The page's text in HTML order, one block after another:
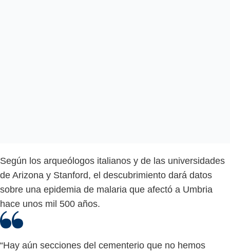
Según los arqueólogos italianos y de las universidades
de Arizona y Stanford, el descubrimiento dará datos
sobre una epidemia de malaria que afectó a Umbria
hace unos mil 500 años.
“Hay aún secciones del cementerio que no hemos